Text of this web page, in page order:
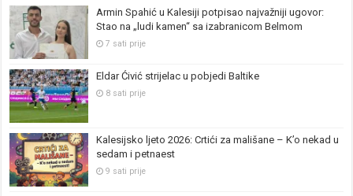
Armin Spahić u Kalesiji potpisao najvažniji ugovor:
Stao na „ludi kamen“ sa izabranicom Belmom
7 sati prije
Eldar Ćivić strijelac u pobjedi Baltike
8 sati prije
Kalesijsko ljeto 2026: Crtići za mališane – K’o nekad u
sedam i petnaest
9 sati prije